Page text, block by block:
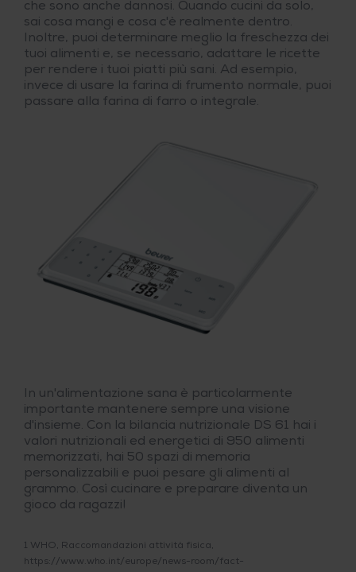
che sono anche dannosi. Quando cucini da solo,
sai cosa mangi e cosa c'è realmente dentro.
Inoltre, puoi determinare meglio la freschezza dei
tuoi alimenti e, se necessario, adattare le ricette
per rendere i tuoi piatti più sani. Ad esempio,
invece di usare la farina di frumento normale, puoi
passare alla farina di farro o integrale.
In un'alimentazione sana è particolarmente
importante mantenere sempre una visione
d'insieme. Con la bilancia nutrizionale DS 61 hai i
valori nutrizionali ed energetici di 950 alimenti
memorizzati, hai 50 spazi di memoria
personalizzabili e puoi pesare gli alimenti al
grammo. Così cucinare e preparare diventa un
gioco da ragazzi!
1 WHO, Raccomandazioni attività fisica,
https://www.who.int/europe/news-room/fact-